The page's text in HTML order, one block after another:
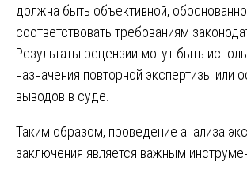
должна быть объективной,
соответствовать требованиям
Результаты рецензии могут быть
назначения повторной экспертизы или
выводов в суде.
Таким образом, проведение анализа
заключения является важным